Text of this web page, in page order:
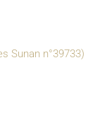
Sunan n°39733)